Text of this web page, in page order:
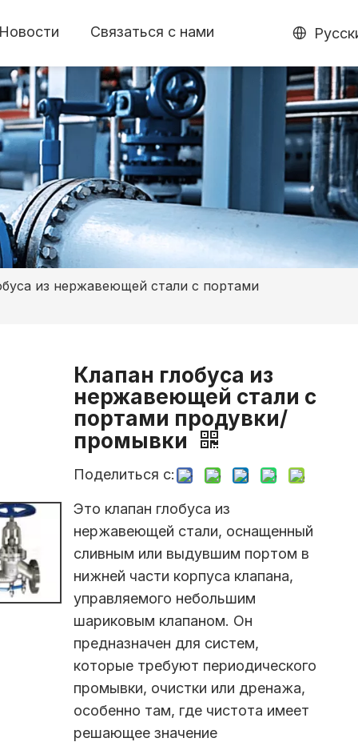
Новости Связаться с нами
из нержавеющей стали с портами
Клапан глобуса из
нержавеющей стали с
портами продувки/
промывки
Поделиться с:
Это клапан глобуса из
нержавеющей стали, оснащенный
сливным или выдувшим портом в
нижней части корпуса клапана,
управляемого небольшим
шариковым клапаном. Он
предназначен для систем,
которые требуют периодического
промывки, очистки или дренажа,
особенно там, где чистота имеет
решающее значение